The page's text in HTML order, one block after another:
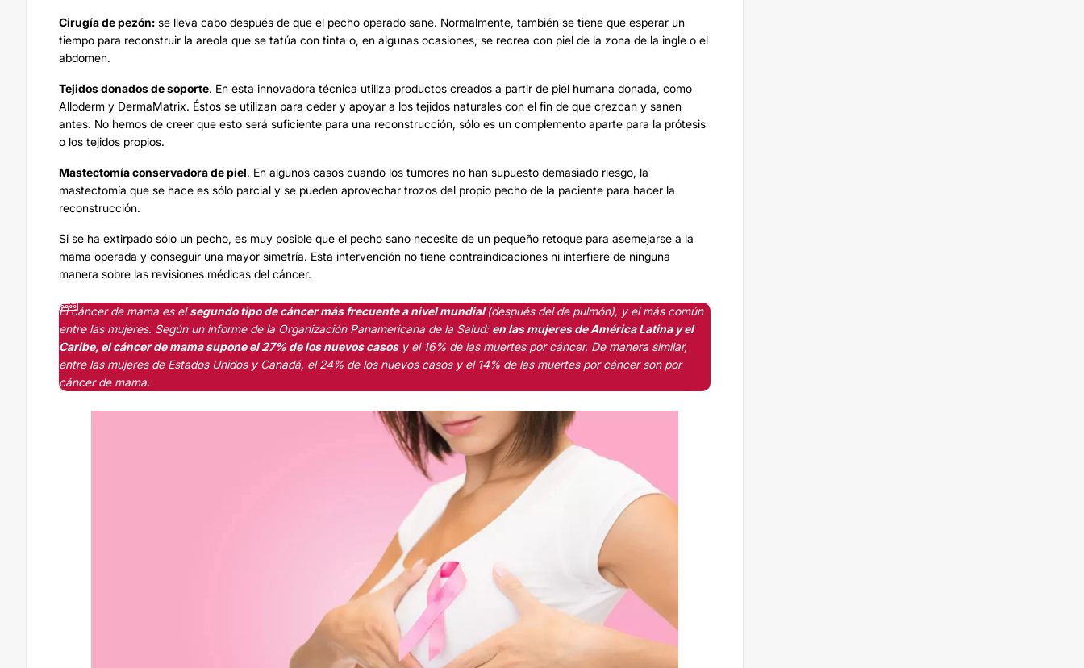
Cirugía de pezón: se lleva cabo después de que el pecho operado sane. Normalmente, también se tiene que esperar un
tiempo para reconstruir la areola que se tatúa con tinta o, en algunas ocasiones, se recrea con piel de la zona de la ingle o el
abdomen.
Tejidos donados de soporte. En esta innovadora técnica utiliza productos creados a partir de piel humana donada, como
Alloderm y DermaMatrix. Éstos se utilizan para ceder y apoyar a los tejidos naturales con el fin de que crezcan y sanen
antes. No hemos de creer que esto será suficiente para una reconstrucción, sólo es un complemento aparte para la prótesis
o los tejidos propios.
Mastectomía conservadora de piel. En algunos casos cuando los tumores no han supuesto demasiado riesgo, la
mastectomía que se hace es sólo parcial y se pueden aprovechar trozos del propio pecho de la paciente para hacer la
reconstrucción.
Si se ha extirpado sólo un pecho, es muy posible que el pecho sano necesite de un pequeño retoque para asemejarse a la
mama operada y conseguir una mayor simetría. Esta intervención no tiene contraindicaciones ni interfiere de ninguna
manera sobre las revisiones médicas del cáncer.
El cáncer de mama es elsegundo tipo de cáncer más frecuente a nivel mundial(después del de pulmón), y el más común
entre las mujeres. Según un informe de la Organización Panamericana de la Salud: en las mujeres de América Latina y el
Caribe, el cáncer de mama supone el 27% de los nuevos casosy el 16% de las muertes por cáncer. De manera similar,
entre las mujeres de Estados Unidos y Canadá, el 24% de los nuevos casos y el 14% de las muertes por cáncer son por
cáncer de mama.